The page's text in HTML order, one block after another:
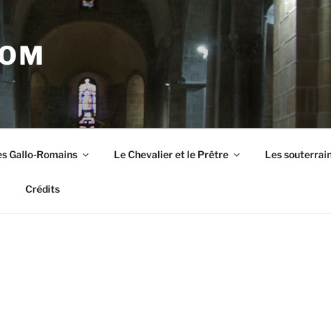
Gallo-Romains Le Chevalier et le Prêtre Les
Crédits